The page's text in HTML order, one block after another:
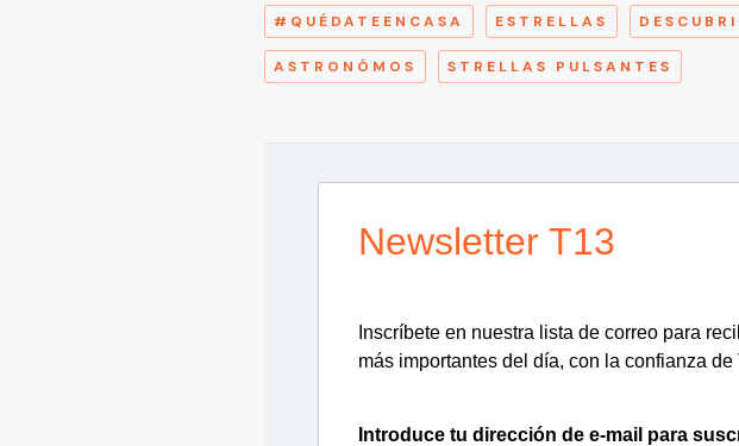
#QUÉDATEENCASA ESTRELLAS
ASTRONÓMOS STRELLAS PULSANTES
Newsletter T13
Inscríbete en nuestra lista de correo para
más importantes del día, con la confianza de
Introduce tu dirección de e-mail para